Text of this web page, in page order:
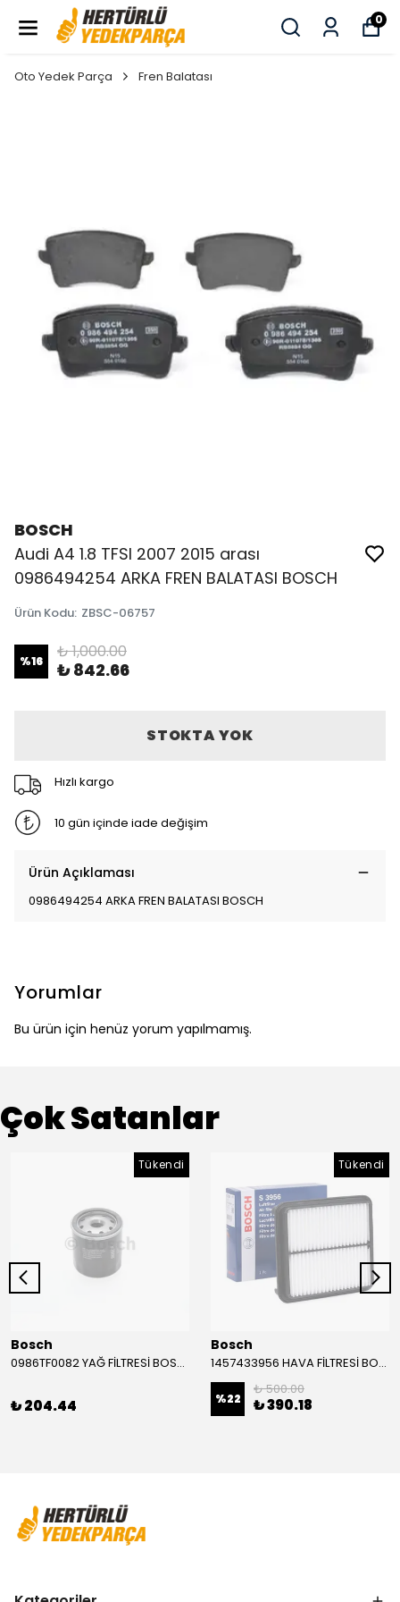
0
Oto Yedek Parça Fren Balatası
BOSCH
Audi A4 1.8 TFSI 2007 2015 arası
0986494254 ARKA FREN BALATASI BOSCH
Ürün Kodu: ZBSC-06757
%16 ₺ 1,000.00
₺ 842.66
STOKTA YOK
Hızlı kargo
10 gün içinde iade değişim
Ürün Açıklaması
0986494254 ARKA FREN BALATASI BOSCH
Yorumlar
Bu ürün için henüz yorum yapılmamış.
Çok Satanlar
Tükendi
Bosch
0986TF0082 YAĞ FİLTRESİ BOSCH
₺ 204.44
Tükendi
Bosch
1457433956 HAVA FİLTRESİ BOSCH
%22
₺ 500.00
₺ 390.18